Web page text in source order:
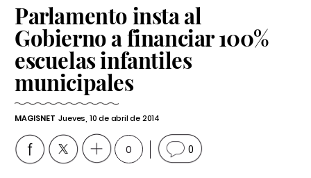
Parlamento insta al
Gobierno a financiar 100%
escuelas infantiles
municipales
MAGISNET Jueves, 10 de abril de 2014
0 0